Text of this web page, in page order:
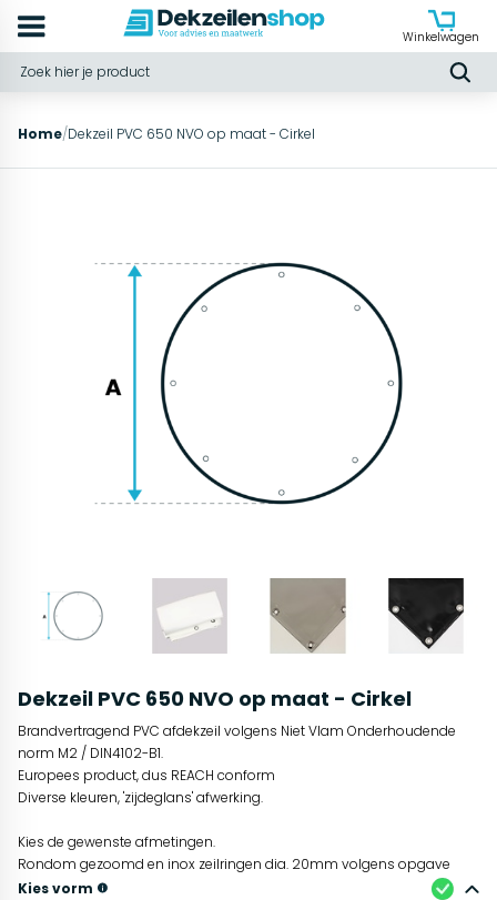
Winkelwagen
Home/Dekzeil PVC 650 NVO op maat - Cirkel
Dekzeil PVC 650 NVO op maat - Cirkel
Brandvertragend PVC afdekzeil volgens Niet Vlam Onderhoudende
norm M2 / DIN4102-B1.
Europees product, dus REACH conform
Diverse kleuren, 'zijdeglans' afwerking.
Kies de gewenste afmetingen.
Rondom gezoomd en inox zeilringen dia. 20mm volgens opgave
Kies vorm